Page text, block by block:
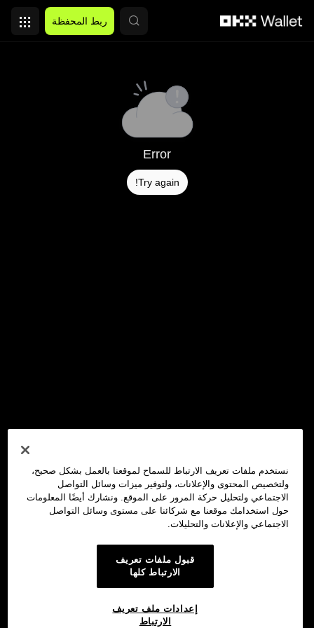
ربط المحفظة
Error
Try again!
نستخدم ملفات تعريف الارتباط للسماح لموقعنا بالعمل بشكل صحيح،
ولتخصيص المحتوى والإعلانات، ولتوفير ميزات وسائل التواصل
الاجتماعي ولتحليل حركة المرور على الموقع. ونشارك أيضًا المعلومات
حول استخدامك موقعنا مع شركائنا على مستوى وسائل التواصل
الاجتماعي والإعلانات والتحليلات.
قبول ملفات تعريف
الارتباط كلها
إعدادات ملف تعريف
الارتباط